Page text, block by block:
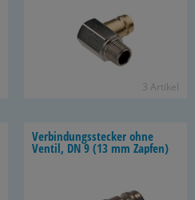
3 Ar­ti­kel
Ver­bin­dungs­ste­cker ohne
Ven­til, DN 9 (13 mm Zap­fen)